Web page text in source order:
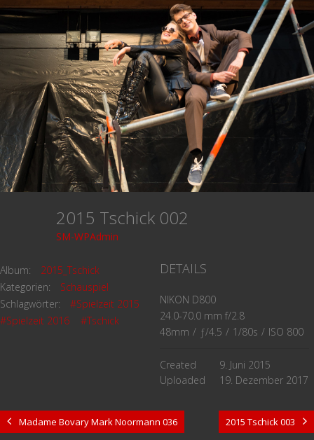
2015 Tschick 002
SM-WPAdmin
Album:
2015_Tschick
Kategorien:
Schauspiel
Schlagwörter:
#Spielzeit 2015
#Spielzeit 2016
#Tschick
DETAILS
NIKON D800
24.0-70.0 mm f/2.8
48mm / ƒ/4.5 / 1/80s / ISO 800
Created
9. Juni 2015
Uploaded
19. Dezember 2017
Madame Bovary Mark Noormann 036 2015 Tschick 003